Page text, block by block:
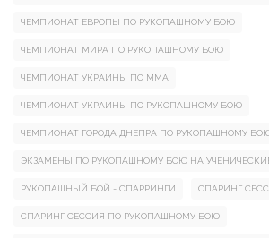
ЧЕМПИОНАТ ЕВРОПЫ ПО РУКОПАШНОМУ БОЮ
ЧЕМПИОНАТ МИРА ПО РУКОПАШНОМУ БОЮ
ЧЕМПИОНАТ УКРАИНЫ ПО ММА
ЧЕМПИОНАТ УКРАИНЫ ПО РУКОПАШНОМУ БОЮ
ЧЕМПИОНАТ ГОРОДА ДНЕПРА ПО РУКОПАШНОМУ
ЭКЗАМЕНЫ ПО РУКОПАШНОМУ БОЮ НА
РУКОПАШНЫЙ БОЙ - СПАРРИНГИ СПАРИНГ
СПАРИНГ СЕССИЯ ПО РУКОПАШНОМУ БОЮ